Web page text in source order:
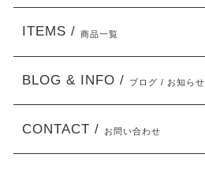
ITEMS / 商品一覧
BLOG & INFO / ブログ / お知らせ
CONTACT / お問い合わせ